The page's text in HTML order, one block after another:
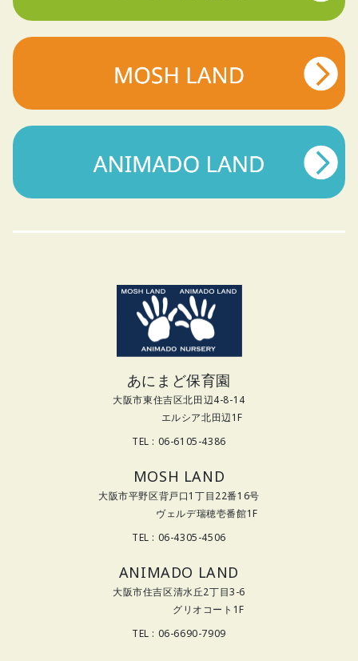
あにまど保育園
大阪市東住吉区北田辺4-8-14
エルシア北田辺1F
TEL : 06-6105-4386
MOSH LAND
大阪市平野区背戸口1丁目22番16号
ヴェルデ瑞穂壱番館1F
TEL : 06-4305-4506
ANIMADO LAND
大阪市住吉区清水丘2丁目3-6
グリオコート1F
TEL : 06-6690-7909